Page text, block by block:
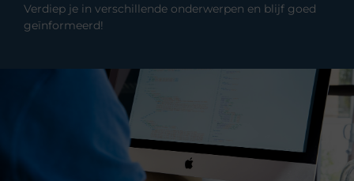
Verdiep je in verschillende onderwerpen en blijf goed
geïnformeerd!